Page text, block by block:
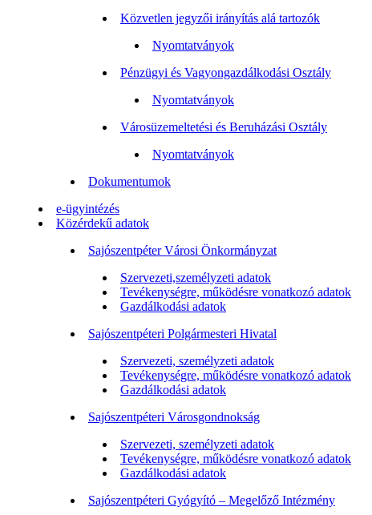
Közvetlen jegyzői irányítás alá tartozók
Nyomtatványok
Pénzügyi és Vagyongazdálkodási Osztály
Nyomtatványok
Városüzemeltetési és Beruházási Osztály
Nyomtatványok
Dokumentumok
e-ügyintézés
Közérdekű adatok
Sajószentpéter Városi Önkormányzat
Szervezeti,személyzeti adatok
Tevékenységre, működésre vonatkozó adatok
Gazdálkodási adatok
Sajószentpéteri Polgármesteri Hivatal
Szervezeti, személyzeti adatok
Tevékenységre, működésre vonatkozó adatok
Gazdálkodási adatok
Sajószentpéteri Városgondnokság
Szervezeti, személyzeti adatok
Tevékenységre, működésre vonatkozó adatok
Gazdálkodási adatok
Sajószentpéteri Gyógyító – Megelőző Intézmény